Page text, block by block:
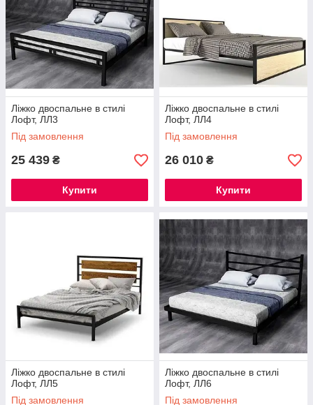
Ліжко двоспальне в стилі
Лофт, ЛЛ3
Під замовлення
25 439 ₴
Купити
Ліжко двоспальне в стилі
Лофт, ЛЛ4
Під замовлення
26 010 ₴
Купити
Ліжко двоспальне в стилі
Лофт, ЛЛ5
Під замовлення
Ліжко двоспальне в стилі
Лофт, ЛЛ6
Під замовлення